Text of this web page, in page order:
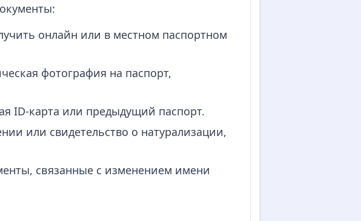
онлайн или в местном паспортном
фотография на паспорт,
ID-карта или предыдущий паспорт.
или свидетельство о натурализации,
связанные с изменением имени